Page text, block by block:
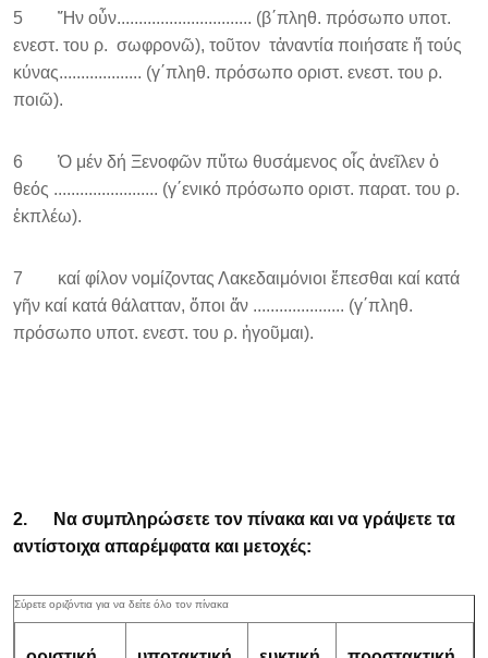
5 Ἤν οὖν............................... (β΄πληθ. πρόσωπο υποτ.
ενεστ. του ρ. σωφρονῶ), τοῦτον τἀναντία ποιήσατε ἤ τούς
κύνας................... (γ΄πληθ. πρόσωπο οριστ. ενεστ. του ρ.
ποιῶ).
6 Ὁ μέν δή Ξενοφῶν πὕτω θυσάμενος οἶς ἀνεῖλεν ὁ
θεός ........................ (γ΄ενικό πρόσωπο οριστ. παρατ. του ρ.
ἐκπλέω).
7 καί φίλον νομίζοντας Λακεδαιμόνιοι ἕπεσθαι καί κατά
γῆν καί κατά θάλατταν, ὅποι ἄν ..................... (γ΄πληθ.
πρόσωπο υποτ. ενεστ. του ρ. ἡγοῦμαι).
2.
Να συμπληρώσετε τον πίνακα και να γράψετε τα
αντίστοιχα απαρέμφατα και μετοχές: